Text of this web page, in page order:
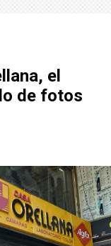
el
de fotos